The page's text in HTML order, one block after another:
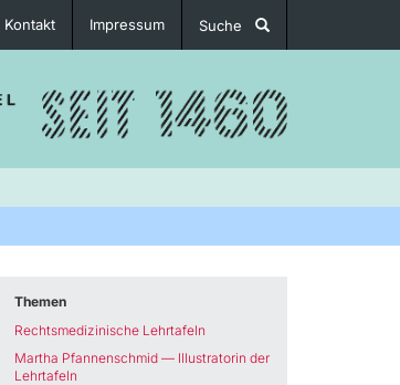
Kontakt Impressum Suche
Themen
Rechtsmedizinische Lehrtafeln
Martha Pfannenschmid — Illustratorin der
Lehrtafeln